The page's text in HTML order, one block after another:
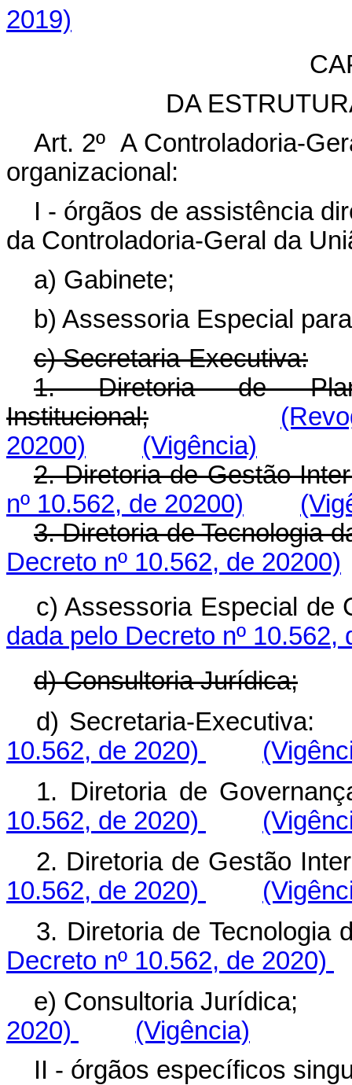
2019)
DA
Art. 2º A Controladoria-
organizacional:
I - órgãos de assistência
da Controladoria-Geral da
a) Gabinete;
b) Assessoria Especial
c) Secretaria-Executiva:
1. Diretoria de
Institucional;
20200)
(Vigência)
2. Diretoria de Gestão
nº 10.562, de 20200)
3. Diretoria de Tecnologia
Decreto nº 10.562, de 20200)
c) Assessoria Especial
dada pelo Decreto nº 10.562,
d) Consultoria Jurídica;
d) Secretaria-Executiva:
10.562, de 2020)
1. Diretoria de
10.562, de 2020)
2. Diretoria de Gestão
10.562, de 2020)
3. Diretoria de Tecnologia
Decreto nº 10.562, de 2020)
e) Consultoria Jurídica;
2020)
(Vigência)
II - órgãos específicos